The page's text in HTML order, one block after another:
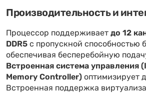
Производительность и
Процессор поддерживаетдо 12
DDR5с пропускной способностью
обеспечивая бесперебойную
Встроенная система управления
Memory Controller)оптимизирует
Встроенная поддержка